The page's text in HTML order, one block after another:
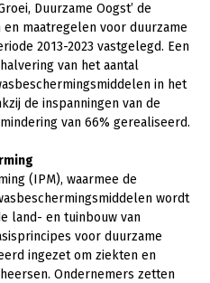
Duurzame Oogst’ de
maatregelen voor duurzame
2013-2023 vastgelegd. Een
van het aantal
in het
de inspanningen van de
van 66% gerealiseerd.
(IPM), waarmee de
wordt
land- en tuinbouw van
voor duurzame
ingezet om ziekten en
Ondernemers zetten